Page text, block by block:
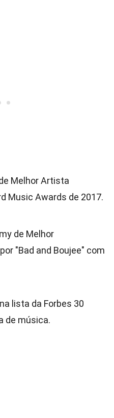
Melhor Artista
Music Awards de 2017.
de Melhor
"Bad and Boujee" com
lista da Forbes 30
de música.